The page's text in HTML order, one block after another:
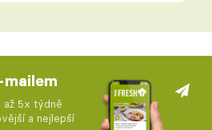
až 5x týdně
a nejlepší